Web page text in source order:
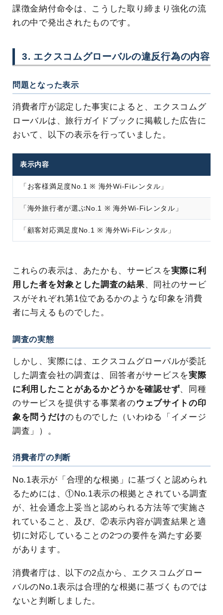
課徴金納付命令は、こうした取り締まり強化の流
れの中で発出されたものです。
3. エクスコムグローバルの違反行為の内容
問題となった表示
消費者庁が認定した事実によると、エクスコムグ
ローバルは、旅行ガイドブックに掲載した広告に
おいて、以下の表示を行っていました。
表示内容
「お客様満足度No.1 ※ 海外Wi-Fiレンタル」
「海外旅行者が選ぶNo.1 ※ 海外Wi-Fiレンタル」
「顧客対応満足度No.1 ※ 海外Wi-Fiレンタル」
これらの表示は、あたかも、サービスを実際に利
用した者を対象とした調査の結果、同社のサービ
スがそれぞれ第1位であるかのような印象を消費
者に与えるものでした。
調査の実態
しかし、実際には、エクスコムグローバルが委託
した調査会社の調査は、回答者がサービスを実際
に利用したことがあるかどうかを確認せず、同種
のサービスを提供する事業者のウェブサイトの印
象を問うだけのものでした（いわゆる「イメージ
調査」）。
消費者庁の判断
No.1表示が「合理的な根拠」に基づくと認められ
るためには、①No.1表示の根拠とされている調査
が、社会通念上妥当と認められる方法等で実施さ
れていること、及び、②表示内容が調査結果と適
切に対応していることの2つの要件を満たす必要
があります。
消費者庁は、以下の2点から、エクスコムグロー
バルのNo.1表示は合理的な根拠に基づくものでは
ないと判断しました。